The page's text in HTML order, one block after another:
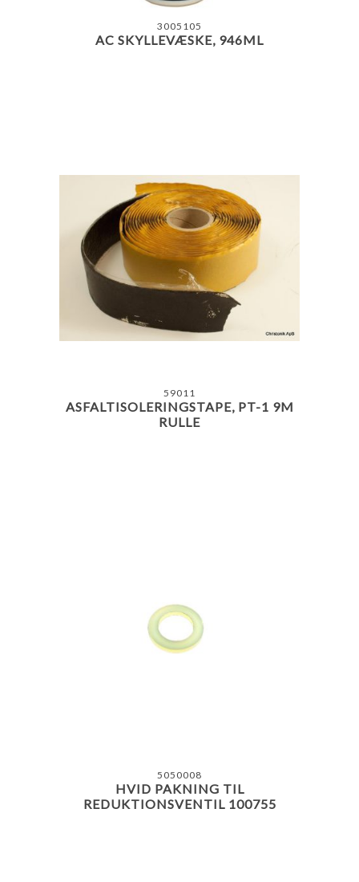
3005105
AC SKYLLEVÆSKE, 946ML
59011
ASFALTISOLERINGSTAPE, PT-1 9M
RULLE
5050008
HVID PAKNING TIL
REDUKTIONSVENTIL 100755